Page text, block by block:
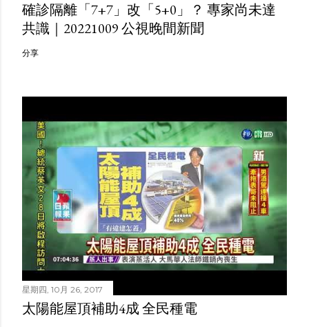
確診隔離「7+7」改「5+0」？ 專家尚未達
共識｜20221009 公視晚間新聞
分享
星期四, 10月 26, 2017
太陽能屋頂補助4成 全民種電